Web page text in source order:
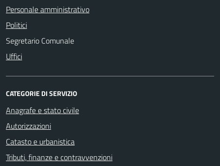
Personale amministrativo
Politici
Segretario Comunale
Uffici
CATEGORIE DI SERVIZIO
Anagrafe e stato civile
Autorizzazioni
Catasto e urbanistica
Tributi, finanze e contravvenzioni